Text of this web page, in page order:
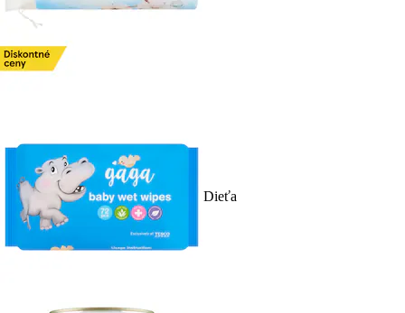
Dieťa